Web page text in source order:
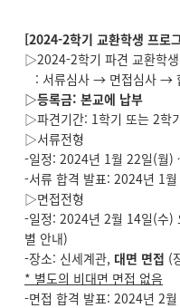
[2024-2학기 교환학생 프로
▷2024-2학기 파견 교환학
: 서류심사 → 면접심사 →
▷등록금: 본교에 납부
▷파견기간: 1학기 또는 2학
▷서류전형
-일정: 2024년 1월 22일(월)
-서류 합격 발표: 2024년 1
▷면접전형
-일정: 2024년 2월 14일(수)
별 안내)
-장소: 신세계관, 대면 면접 (
* 별도의 비대면 면접 없음
-면접 합격 발표: 2024년 2